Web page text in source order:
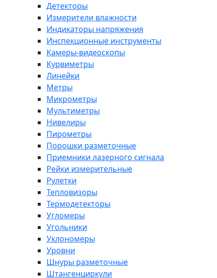
Детекторы
Измерители влажности
Индикаторы напряжения
Инспекционные инструменты
Камеры-видеоскопы
Курвиметры
Линейки
Метры
Микрометры
Мультиметры
Нивелиры
Пирометры
Порошки разметочные
Приемники лазерного сигнала
Рейки измерительные
Рулетки
Тепловизоры
Термодетекторы
Угломеры
Угольники
Уклономеры
Уровни
Шнуры разметочные
Штангенциркули